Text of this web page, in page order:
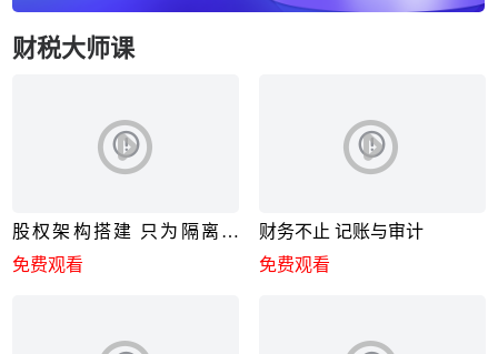
财税大师课
股权架构搭建 只为隔离风
险？
免费观看
财务不止 记账与审计
免费观看